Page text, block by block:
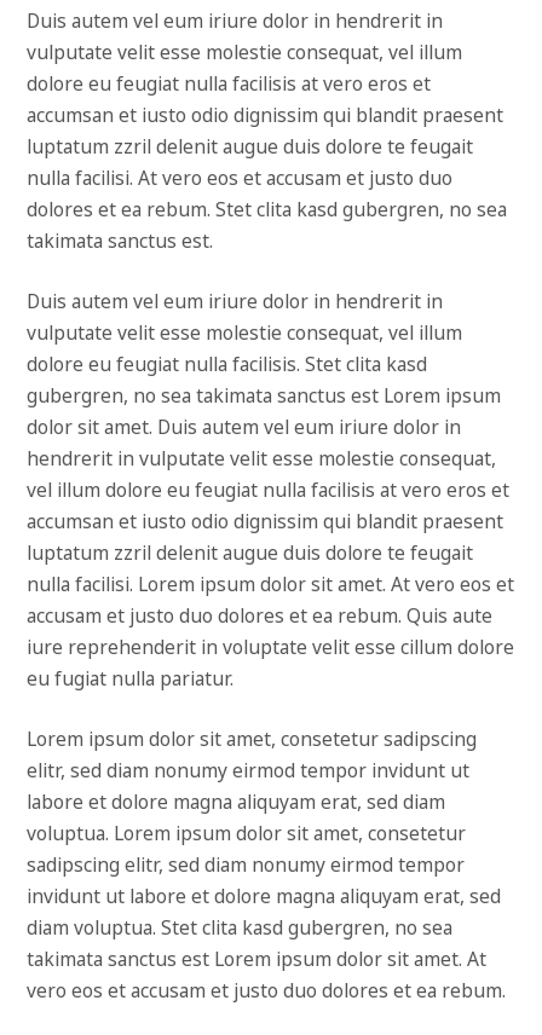
Duis autem vel eum iriure dolor in hendrerit in
vulputate velit esse molestie consequat, vel illum
dolore eu feugiat nulla facilisis at vero eros et
accumsan et iusto odio dignissim qui blandit praesent
luptatum zzril delenit augue duis dolore te feugait
nulla facilisi. At vero eos et accusam et justo duo
dolores et ea rebum. Stet clita kasd gubergren, no sea
takimata sanctus est.
Duis autem vel eum iriure dolor in hendrerit in
vulputate velit esse molestie consequat, vel illum
dolore eu feugiat nulla facilisis. Stet clita kasd
gubergren, no sea takimata sanctus est Lorem ipsum
dolor sit amet. Duis autem vel eum iriure dolor in
hendrerit in vulputate velit esse molestie consequat,
vel illum dolore eu feugiat nulla facilisis at vero eros et
accumsan et iusto odio dignissim qui blandit praesent
luptatum zzril delenit augue duis dolore te feugait
nulla facilisi. Lorem ipsum dolor sit amet. At vero eos et
accusam et justo duo dolores et ea rebum. Quis aute
iure reprehenderit in voluptate velit esse cillum dolore
eu fugiat nulla pariatur.
Lorem ipsum dolor sit amet, consetetur sadipscing
elitr, sed diam nonumy eirmod tempor invidunt ut
labore et dolore magna aliquyam erat, sed diam
voluptua. Lorem ipsum dolor sit amet, consetetur
sadipscing elitr, sed diam nonumy eirmod tempor
invidunt ut labore et dolore magna aliquyam erat, sed
diam voluptua. Stet clita kasd gubergren, no sea
takimata sanctus est Lorem ipsum dolor sit amet. At
vero eos et accusam et justo duo dolores et ea rebum.